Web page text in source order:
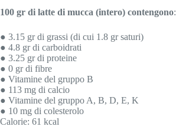
100 gr di latte di mucca (intero) contengono:
● 3.15 gr di grassi (di cui 1.8 gr saturi)
● 4.8 gr di carboidrati
● 3.25 gr di proteine
● 0 gr di fibre
● Vitamine del gruppo B
● 113 mg di calcio
● Vitamine del gruppo A, B, D, E, K
● 10 mg di colesterolo
Calorie: 61 kcal